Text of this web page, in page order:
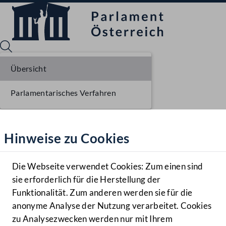
Hilfe
Benutzer
Navigationsmenü öffnen
MENÜ
Hinweise zu Cookies
Die Webseite verwendet Cookies: Zum einen sind
sie erforderlich für die Herstellung der
Funktionalität. Zum anderen werden sie für die
anonyme Analyse der Nutzung verarbeitet. Cookies
zu Analysezwecken werden nur mit Ihrem
Übersicht
Parlamentarisches Verfahren